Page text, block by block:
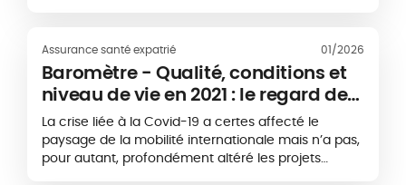
Assurance santé expatrié 01/2026
Baromètre - Qualité, conditions et
niveau de vie en 2021 : le regard des
expatriés sur 10 pays
La crise liée à la Covid-19 a certes affecté le
paysage de la mobilité internationale mais n’a pas,
pour autant, profondément altéré les projets